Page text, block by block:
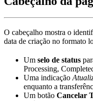
O cabeçalho mostra o
data de criação no formato
Um selo de status
Processing,
Uma indicação
enquanto a
Um botão Cancelar